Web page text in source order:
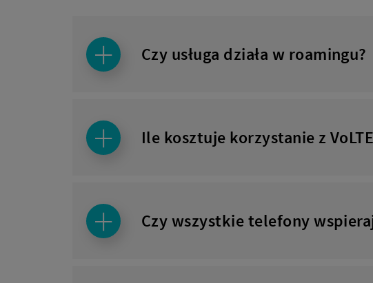
Czy usługa działa w roamingu?
Ile kosztuje korzystanie z
Czy wszystkie telefony